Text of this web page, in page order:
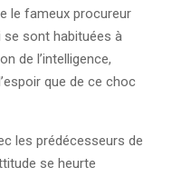
le fameux procureur
se sont habituées à
de l’intelligence,
que de ce choc
les prédécesseurs de
se heurte